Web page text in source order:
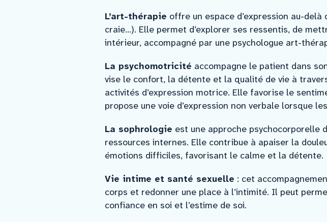
L’art-thérapie offre un espace d’expression au-
craie…). Elle permet d’explorer ses ressentis, de
intérieur, accompagné par une psychologue art-
La psychomotricité accompagne le patient dans
vise le confort, la détente et la qualité de vie à
activités d’expression motrice. Elle favorise le
propose une voie d’expression non verbale lorsque
La sophrologie est une approche psychocorporelle
ressources internes. Elle contribue à apaiser la
émotions difficiles, favorisant le calme et la détente.
Vie intime et santé sexuelle : cet
corps et redonner une place à l’intimité. Il peut
confiance en soi et l’estime de soi.